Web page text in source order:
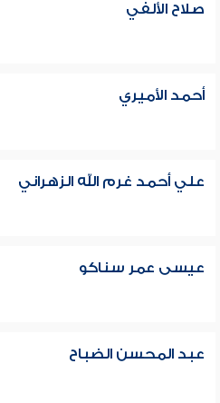
صلاح الألفي
أحمد الأميري
علي أحمد غرم الله الزهراني
عيسى عمر سناكو
عبد المحسن الضباح